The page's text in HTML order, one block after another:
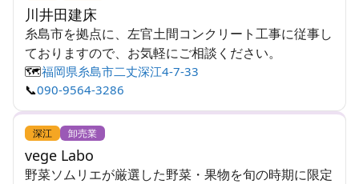
川井田建床
糸島市を拠点に、左官土間コンクリート工事に従事し
ておりますので、お気軽にご相談ください。
🗺️福岡県糸島市二丈深江4-7-33
📞090-9564-3286
深江 卸売業
vege Labo
野菜ソムリエが厳選した野菜・果物を旬の時期に限定